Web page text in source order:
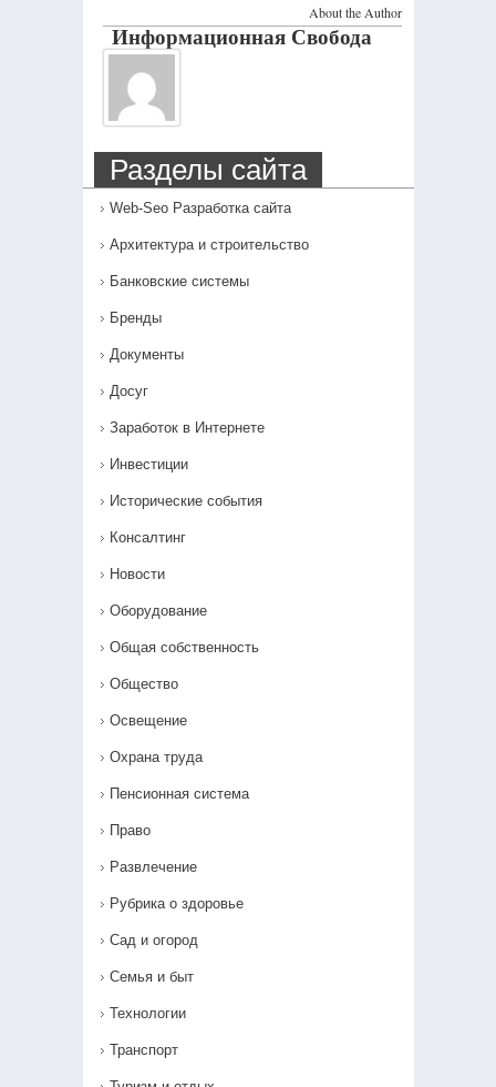
About the Author
Информационная Свобода
Разделы сайта
Web-Seo Разработка сайта
Архитектура и строительство
Банковские системы
Бренды
Документы
Досуг
Заработок в Интернете
Инвестиции
Исторические события
Консалтинг
Новости
Оборудование
Общая собственность
Общество
Освещение
Охрана труда
Пенсионная система
Право
Развлечение
Рубрика о здоровье
Сад и огород
Семья и быт
Технологии
Транспорт